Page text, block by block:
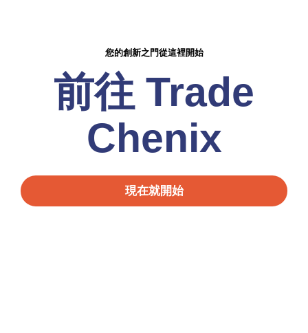
您的創新之門從這裡開始
前往 Trade
Chenix
現在就開始